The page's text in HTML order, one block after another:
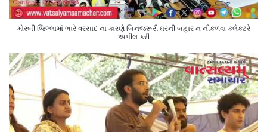
મોરબી જિલ્લામાં ભારે વરસાદ ના કારણે બિનજરૂરી ઘરની બહાર ન નીકળવા કલેક્ટરે
અપીલ કરી